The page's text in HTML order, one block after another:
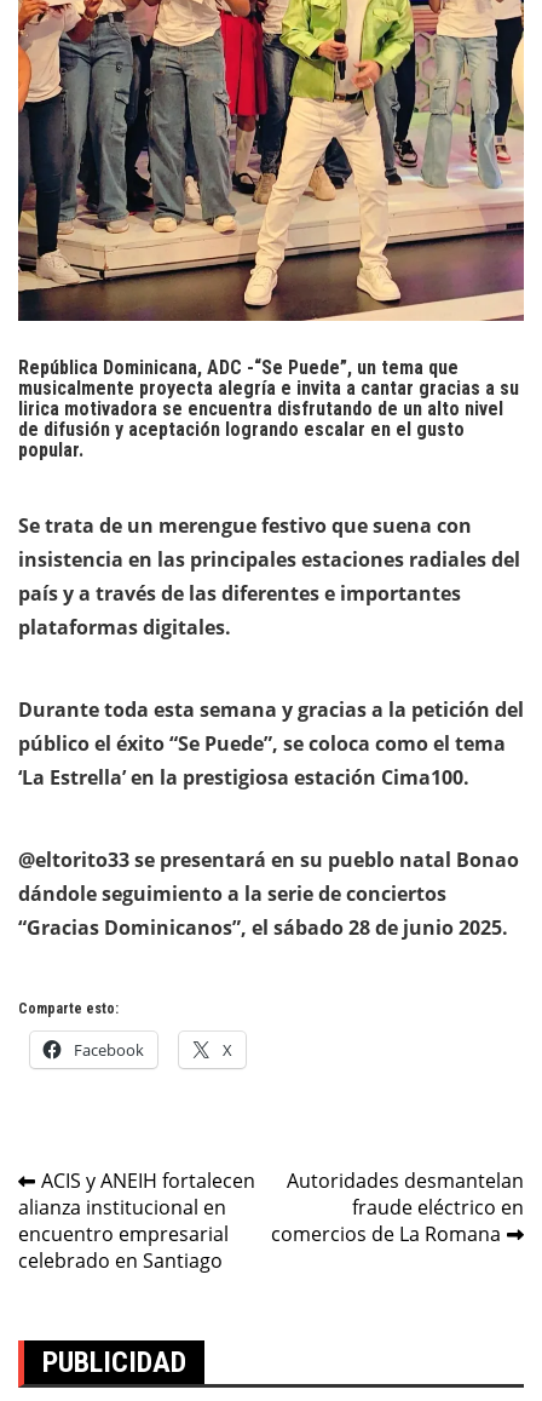
República Dominicana, ADC -“Se Puede”, un tema que
musicalmente proyecta alegría e invita a cantar gracias a su
lirica motivadora se encuentra disfrutando de un alto nivel
de difusión y aceptación logrando escalar en el gusto
popular.
Se trata de un merengue festivo que suena con
insistencia en las principales estaciones radiales del
país y a través de las diferentes e importantes
plataformas digitales.
Durante toda esta semana y gracias a la petición del
público el éxito “Se Puede”, se coloca como el tema
‘La Estrella’ en la prestigiosa estación Cima100.
@eltorito33 se presentará en su pueblo natal Bonao
dándole seguimiento a la serie de conciertos
“Gracias Dominicanos”, el sábado 28 de junio 2025.
Comparte esto:
Facebook X
Navegación
de
entradas
ACIS y ANEIH fortalecen
alianza institucional en
encuentro empresarial
celebrado en Santiago
Autoridades desmantelan
fraude eléctrico en
comercios de La Romana
PUBLICIDAD